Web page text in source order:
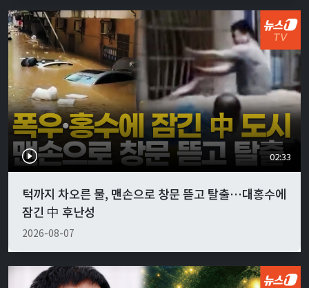
02:33
턱까지 차오른 물, 맨손으로 창문 뜯고 탈출…대홍수에
잠긴 中 후난성
2026-08-07